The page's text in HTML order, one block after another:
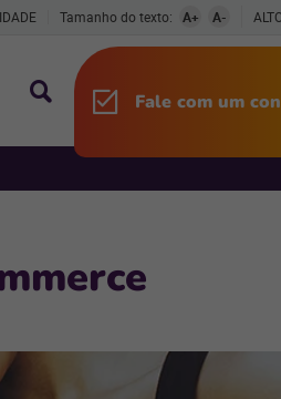
Tamanho do texto: A+ A-
Fale com um